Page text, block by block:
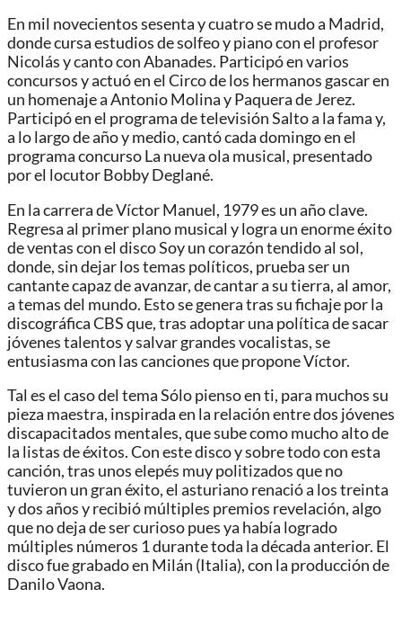
En mil novecientos sesenta y cuatro se mudo a Madrid,
donde cursa estudios de solfeo y piano con el profesor
Nicolás y canto con Abanades. Participó en varios
concursos y actuó en el Circo de los hermanos gascar en
un homenaje a Antonio Molina y Paquera de Jerez.
Participó en el programa de televisión Salto a la fama y,
a lo largo de año y medio, cantó cada domingo en el
programa concurso La nueva ola musical, presentado
por el locutor Bobby Deglané.
En la carrera de Víctor Manuel, 1979 es un año clave.
Regresa al primer plano musical y logra un enorme éxito
de ventas con el disco Soy un corazón tendido al sol,
donde, sin dejar los temas políticos, prueba ser un
cantante capaz de avanzar, de cantar a su tierra, al amor,
a temas del mundo. Esto se genera tras su fichaje por la
discográfica CBS que, tras adoptar una política de sacar
jóvenes talentos y salvar grandes vocalistas, se
entusiasma con las canciones que propone Víctor.
Tal es el caso del tema Sólo pienso en ti, para muchos su
pieza maestra, inspirada en la relación entre dos jóvenes
discapacitados mentales, que sube como mucho alto de
la listas de éxitos. Con este disco y sobre todo con esta
canción, tras unos elepés muy politizados que no
tuvieron un gran éxito, el asturiano renació a los treinta
y dos años y recibió múltiples premios revelación, algo
que no deja de ser curioso pues ya había logrado
múltiples números 1 durante toda la década anterior. El
disco fue grabado en Milán (Italia), con la producción de
Danilo Vaona.